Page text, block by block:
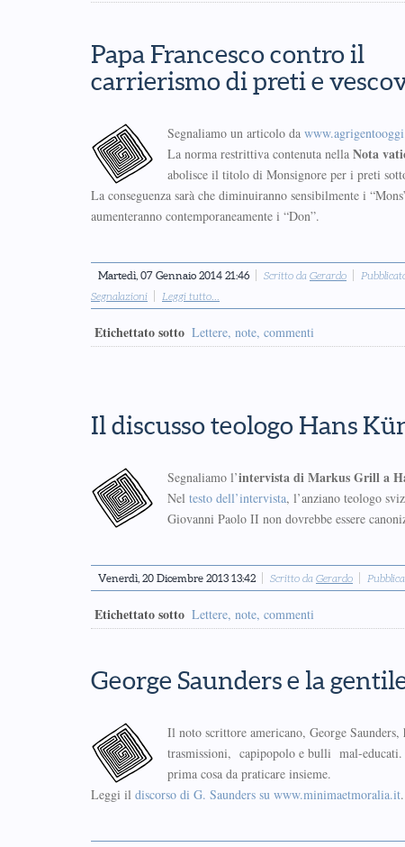
Papa Francesco contro il
carrierismo di preti e
Segnaliamo un articolo da
La norma restrittiva contenuta nella Nota
abolisce il titolo di Monsignore per i preti
La conseguenza sarà che diminuiranno sensibilmente i
aumenteranno contemporaneamente i “Don”.
Martedì, 07 Gennaio 2014 21:46 Scritto da Gerardo
Segnalazioni
Leggi tutto...
Etichettato sotto Lettere, note, commenti
Il discusso teologo Hans
Segnaliamo l’intervista di Markus Grill a
Nel testo dell’intervista, l’anziano teologo
Giovanni Paolo II non dovrebbe essere
Venerdì, 20 Dicembre 2013 13:42 Scritto da Gerardo
Etichettato sotto Lettere, note, commenti
George Saunders e la
Il noto scrittore americano, George
trasmissioni, capipopolo e bulli mal-educati.
prima cosa da praticare insieme.
Leggi il discorso di G. Saunders su www.minimaetmoralia.it.